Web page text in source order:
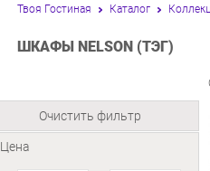
Твоя Гостиная Каталог
ШКАФЫ NELSON (ТЭГ)
Очистить фильтр
Цена